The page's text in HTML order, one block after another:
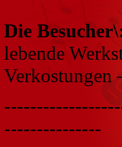
Die
lebende
Verkostungen
---------------